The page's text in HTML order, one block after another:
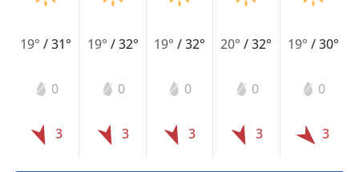
19°/31°
0
3
19° /32°
0
3
19° /32°
0
3
20°/32°
0
3
19° /30°
0
3